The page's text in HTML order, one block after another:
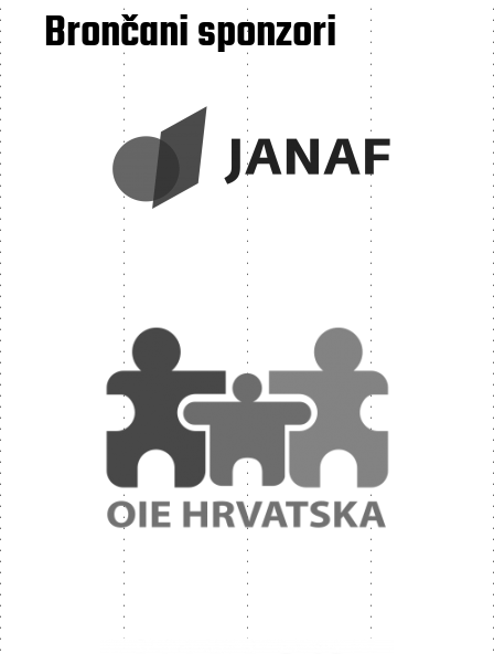
Brončani sponzori